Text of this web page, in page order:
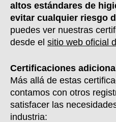
altos estándares de
evitar cualquier riesgo
puedes ver nuestras
desde el sitio web oficial
Certificaciones
Más allá de estas
contamos con otros
satisfacer las
industria: